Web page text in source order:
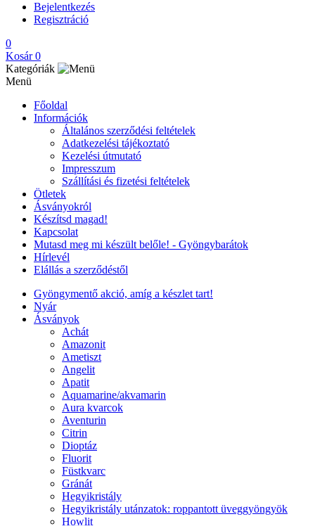
Bejelentkezés
Regisztráció
0
Kosár 0
Kategóriák
Menü
Főoldal
Információk
Általános szerződési feltételek
Adatkezelési tájékoztató
Kezelési útmutató
Impresszum
Szállítási és fizetési feltételek
Ötletek
Ásványokról
Készítsd magad!
Kapcsolat
Mutasd meg mi készült belőle! - Gyöngybarátok
Hírlevél
Elállás a szerződéstől
Gyöngymentő akció, amíg a készlet tart!
Nyár
Ásványok
Achát
Amazonit
Ametiszt
Angelit
Apatit
Aquamarine/akvamarin
Aura kvarcok
Aventurin
Citrin
Dioptáz
Fluorit
Füstkvarc
Gránát
Hegyikristály
Hegyikristály utánzatok: roppantott üveggyöngyök
Howlit